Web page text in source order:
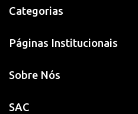
Categorias
Páginas Institucionais
Sobre Nós
SAC